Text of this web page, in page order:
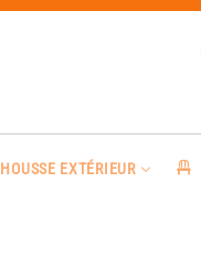
HOUSSE EXTÉRIEUR